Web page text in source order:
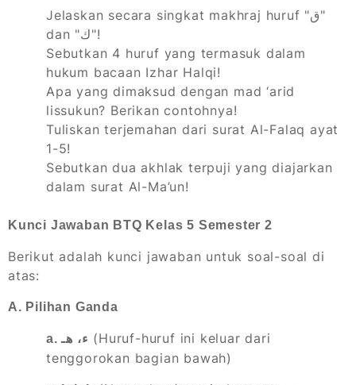
Jelaskan secara singkat makhraj huruf "ق"
dan "ك"!
Sebutkan 4 huruf yang termasuk dalam
hukum bacaan Izhar Halqi!
Apa yang dimaksud dengan mad ‘arid
lissukun? Berikan contohnya!
Tuliskan terjemahan dari surat Al-Falaq ayat
1-5!
Sebutkan dua akhlak terpuji yang diajarkan
dalam surat Al-Ma’un!
Kunci Jawaban BTQ Kelas 5 Semester 2
Berikut adalah kunci jawaban untuk soal-soal di
atas:
A. Pilihan Ganda
a. ء، هـ (Huruf-huruf ini keluar dari
tenggorokan bagian bawah)